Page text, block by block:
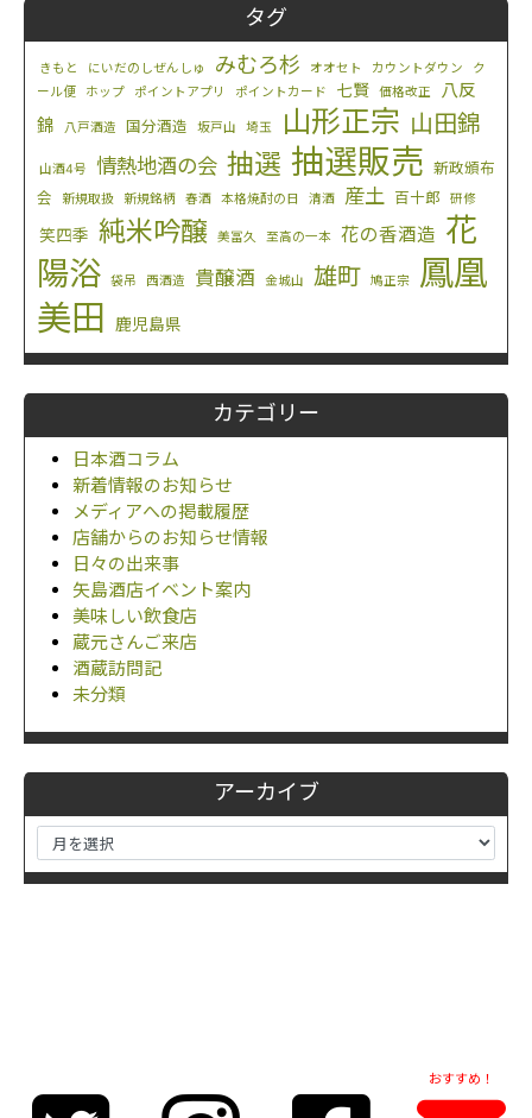
タグ
きもと にいだのしぜんしゅ みむろ杉 オオセト カウントダウン
ク
ール便
ホップ ポイントアプリ ポイントカード 七賢 価格改正
八反
錦
八戸酒造 国分酒造 坂戸山 埼玉 山形正宗 山田錦
山酒4号 情熱地酒の会 抽選 抽選販売 新政頒布
会
新規取扱 新規銘柄 春酒 本格焼酎の日 清酒 産土 百十郎 研修
笑四季 純米吟醸 美冨久 至高の一本 花の香酒造 花
陽浴
袋吊 西酒造 貴醸酒 金城山 雄町 鳩正宗
鳳凰
美田
鹿児島県
カテゴリー
日本酒コラム
新着情報のお知らせ
メディアへの掲載履歴
店舗からのお知らせ情報
日々の出来事
矢島酒店イベント案内
美味しい飲食店
蔵元さんご来店
酒蔵訪問記
未分類
アーカイブ
おすすめ！